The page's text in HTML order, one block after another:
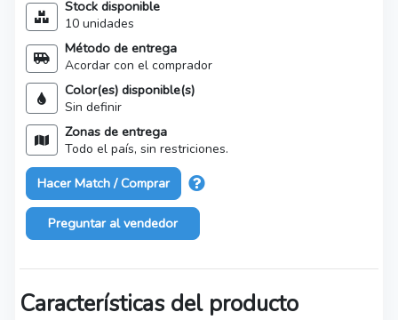
Stock disponible
10 unidades
Método de entrega
Acordar con el comprador
Color(es) disponible(s)
Sin definir
Zonas de entrega
Todo el país, sin restriciones.
Hacer Match / Comprar
Preguntar al vendedor
Características del producto